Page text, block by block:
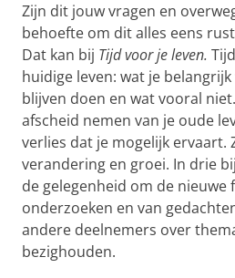
Zijn dit jouw vragen en
behoefte om dit alles eens
Dat kan bij Tijd voor je leven.
huidige leven: wat je
blijven doen en wat vooral
afscheid nemen van je oude
verlies dat je mogelijk ervaart.
verandering en groei. In drie
de gelegenheid om de nieuwe
onderzoeken en van
andere deelnemers over
bezighouden.